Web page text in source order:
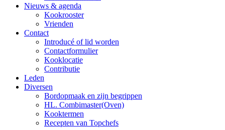
Nieuws & agenda
Kookrooster
Vrienden
Contact
Introducé of lid worden
Contactformulier
Kooklocatie
Contributie
Leden
Diversen
Bordopmaak en zijn begrippen
HL. Combimaster(Oven)
Kooktermen
Recepten van Topchefs